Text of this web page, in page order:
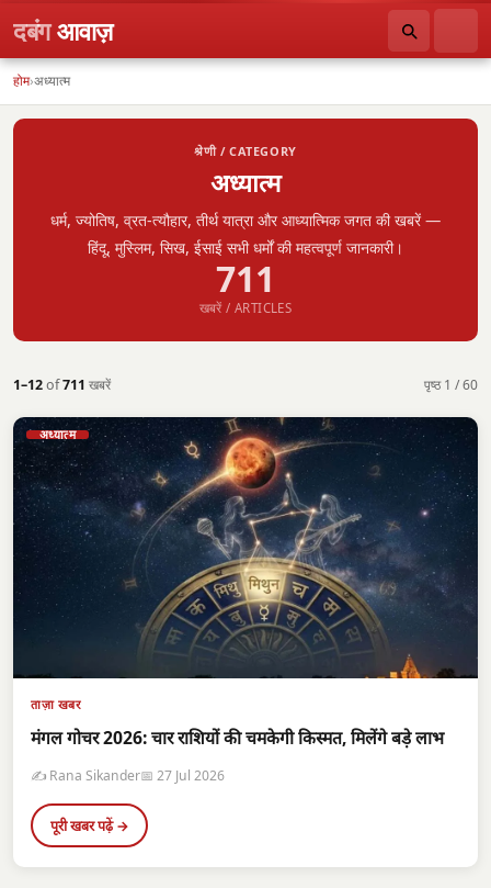
दबंगआवाज़
होम›अध्यात्म
श्रेणी / CATEGORY
अध्यात्म
धर्म, ज्योतिष, व्रत-त्यौहार, तीर्थ यात्रा और आध्यात्मिक जगत की खबरें —
हिंदू, मुस्लिम, सिख, ईसाई सभी धर्मों की महत्वपूर्ण जानकारी।
711
खबरें / ARTICLES
1–12of711 खबरें पृष्ठ 1 / 60
अध्यात्म
ताज़ा खबर
मंगल गोचर 2026: चार राशियों की चमकेगी किस्मत, मिलेंगे बड़े लाभ
✍️ Rana Sikander📅 27 Jul 2026
पूरी खबर पढ़ें →